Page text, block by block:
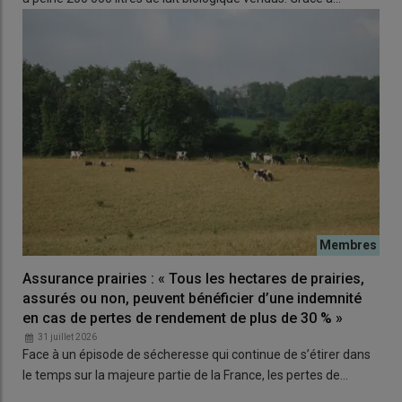
auparavant et surtout une complémentation individualisée au
DAC du robot, mes vaches expriment dorénavant pleinement
leur potentiel. »Même si la traite robotisée nécessite un suivi et
de la surveillance, la contrainte est nettement moins forte et
offre davantage de souplesse dans la gestion du travail au
quotidien.
Assurance prairies : « Tous les hectares de prairies,
assurés ou non, peuvent bénéficier d’une indemnité
en cas de pertes de rendement de plus de 30 % »
31 juillet 2026
Face à un épisode de sécheresse qui continue de s’étirer dans
le temps sur la majeure partie de la France, les pertes de…